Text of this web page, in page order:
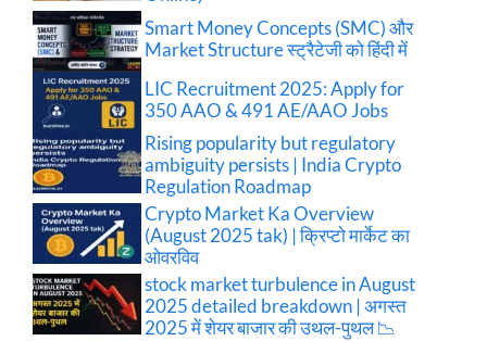
Smart Money Concepts (SMC) और
Market Structure स्ट्रैटेजी को हिंदी में
LIC Recruitment 2025: Apply for
350 AAO & 491 AE/AAO Jobs
Rising popularity but regulatory
ambiguity persists | India Crypto
Regulation Roadmap
Crypto Market Ka Overview
(August 2025 tak) | क्रिप्टो मार्केट का
ओवरविव
stock market turbulence in August
2025 detailed breakdown | अगस्त
2025 में शेयर बाजार की उथल-पुथल 📉